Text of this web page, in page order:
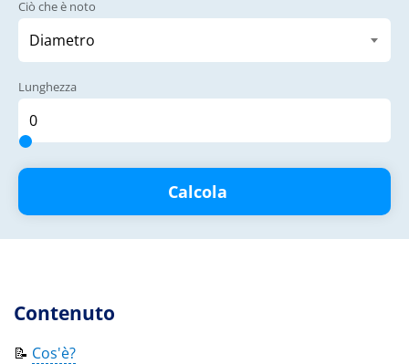
Ciò che è noto
Lunghezza
Calcola
Contenuto
📝 Cos'è?